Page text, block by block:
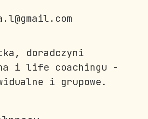
doradczyni
i life coachingu -
i grupowe.